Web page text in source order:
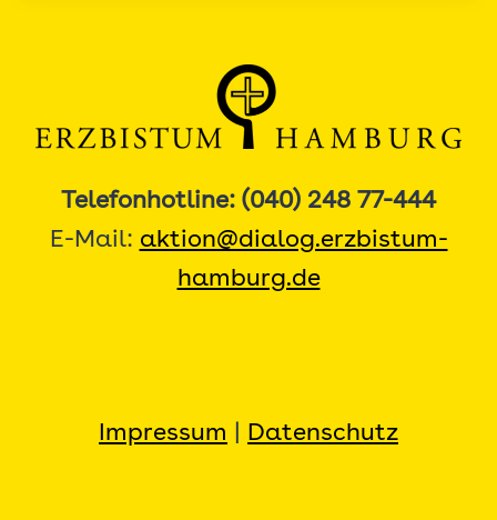
Telefonhotline: (040) 248 77-444
E-Mail: aktion@dialog.erzbistum-
hamburg.de
Impressum Datenschutz